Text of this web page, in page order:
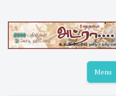
content
Menu